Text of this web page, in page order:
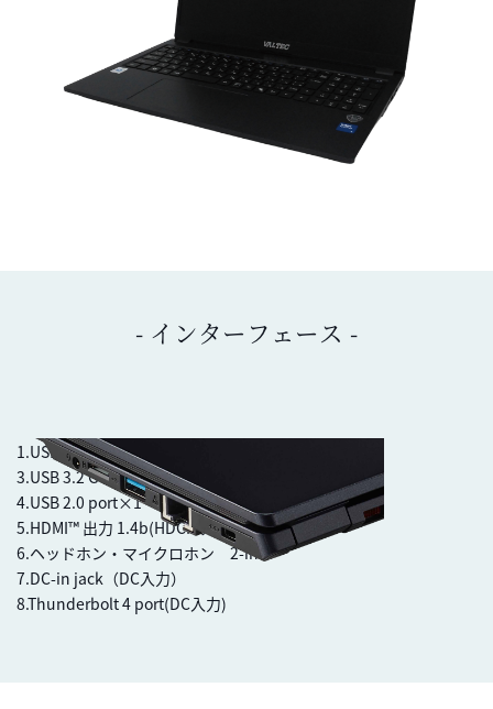
- インターフェース -
1.USB 3.2 Gen 1 port (Type A)×1
3.USB 3.2 Gen 1 port (Type C)×1
4.USB 2.0 port×1
5.HDMI™ 出力 1.4b(HDCPサポート)
6.ヘッドホン・マイクロホン 2-in-1
7.DC-in jack（DC入力）
8.Thunderbolt 4 port(DC入力)